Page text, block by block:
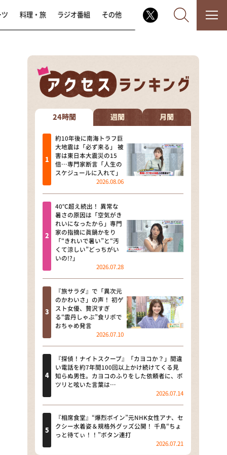
なるみ・岡村の過ぎるTV
相席食堂
これ余談なんですけど・・・
～人生密着トークバラエティ！
～ やすとものいたって真剣です
探偵！ナイトスクープ
news おかえり
河合＆A.B.C-Z塚田×福井アナ
「なんでやねん！？」（news お
かえり）
DAIGOも台所 ～きょうの献立 何
にする？～
本日はダイアンなり！シーズン２
朝だ！生です旅サラダ
教えて！ニュースライブ 正義の
ミカタ
ＬＩＦＥ～夢のカタチ～
新婚さんいらっしゃい！
ポツンと一軒家
ザキ山小屋本館
料理・旅 ラジオ番組 その他
24時間 週間 月間
約10年後に南海トラフ巨
大地震は「必ず来る」 被
害は東日本大震災の15
倍…専門家断言「人生の
スケジュールに入れて」
2026.08.06
40℃超え続出！ 異常な
暑さの原因は「空気がき
れいになったから」専門
家の指摘に眞鍋かをり
「“きれいで暑い”と“汚
くて涼しい”どっちがい
いの!?」
2026.07.28
『旅サラダ』で「異次元
のかわいさ」の声！ 初ゲ
スト女優、贅沢すぎ
る“雲丹しゃぶ”食リポで
おちゃめ発言
2026.07.10
『探偵！ナイトスクープ』「カヨコか？」間違
い電話を約7年間100回以上かけ続けてくる見
知らぬ男性。カヨコのふりをした依頼者に、ポ
ツリと呟いた言葉は…
2026.07.14
『相席食堂』“爆烈ボイン”元NHK女性アナ、セ
クシー水着姿＆規格外グッズ公開！ 千鳥“ちょ
っと待てぃ！！”ボタン連打
2026.07.21